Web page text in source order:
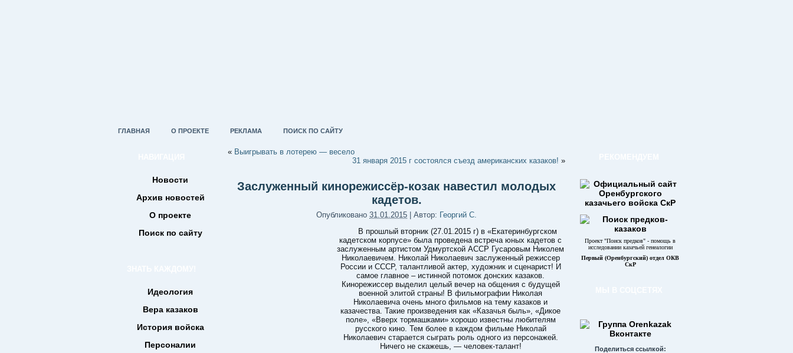
ГЛАВНАЯ О ПРОЕКТЕ РЕКЛАМА ПОИСК ПО САЙТУ
Новости
Архив новостей
О проекте
Поиск по сайту
Идеология
Вера казаков
История войска
Персоналии
« Выигрывать в лотерею — весело
31 января 2015 г состоялся съезд американских казаков! »
Заслуженный кинорежиссёр-козак навестил молодых
кадетов.
Опубликовано 31.01.2015 Автор: Георгий С.
В прошлый вторник (27.01.2015 г) в «Екатеринбургском
кадетском корпусе» была проведена встреча юных кадетов с
заслуженным артистом Удмуртской АССР Гусаровым Николем
Николаевичем. Николай Николаевич заслуженный режиссер
России и СССР, талантливой актер, художник и сценарист! И
самое главное – истинной потомок донских казаков.
Кинорежиссер выделил целый вечер на общения с будущей
военной элитой страны! В фильмографии Николая
Николаевича очень много фильмов на тему казаков и
казачества. Такие произведения как «Казачья быль», «Дикое
поле», «Вверх тормашками» хорошо известны любителям
русского кино. Тем более в каждом фильме Николай
Николаевич старается сыграть роль одного из персонажей.
Ничего не скажешь, — человек-талант!
Проект "Поиск предков" - помощь в
исследовании казачьей генеалогии
Первый (Оренбургский) отдел ОКВ
СкР
Поделиться ссылкой: